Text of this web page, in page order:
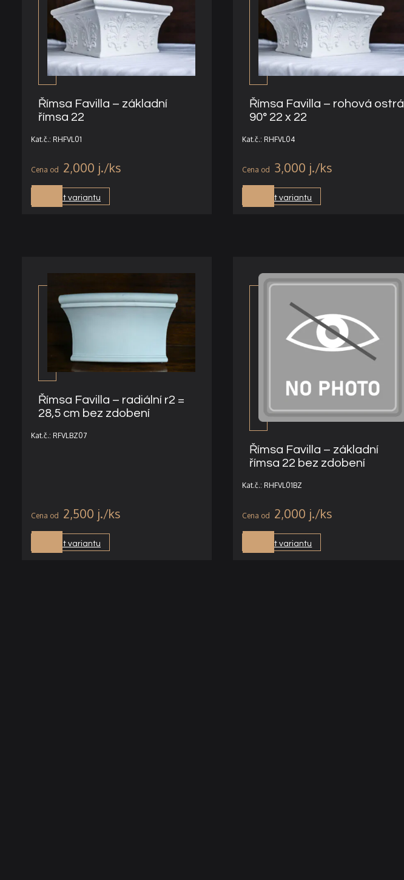
Římsa Favilla – základní
římsa 22
Kat.č.: RHFVL01
2,000 j.
Vybrat variantu
Římsa Favilla – rohová ostrá
90° 22 x 22
Kat.č.: RHFVL04
3,000 j.
Vybrat variantu
Římsa Favilla – radiální r2 =
28,5 cm bez zdobení
Kat.č.: RFVLBZ07
2,500 j.
Vybrat variantu
Římsa Favilla – základní
římsa 22 bez zdobení
Kat.č.: RHFVL01BZ
2,000 j.
Vybrat variantu